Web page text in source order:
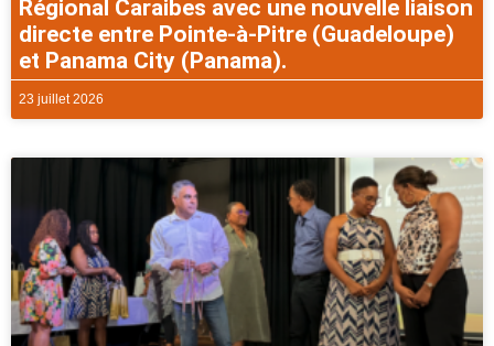
Régional Caraibes avec une nouvelle liaison
directe entre Pointe-à-Pitre (Guadeloupe)
et Panama City (Panama).
23 juillet 2026